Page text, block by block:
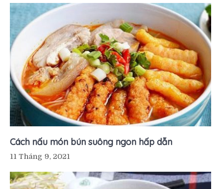
Cách nấu món bún suông ngon hấp dẫn
11 Tháng 9, 2021